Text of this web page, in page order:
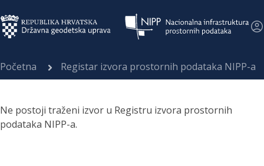
Početna Registar izvora prostornih podataka NIPP-a
Ne postoji traženi izvor u Registru izvora prostornih
podataka NIPP-a.